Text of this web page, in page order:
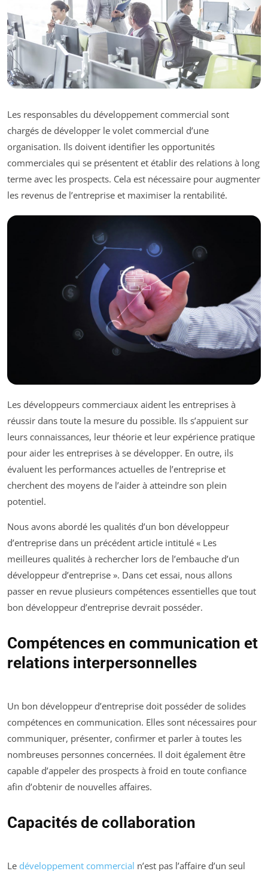
Les responsables du développement commercial sont
chargés de développer le volet commercial d’une
organisation. Ils doivent identifier les opportunités
commerciales qui se présentent et établir des relations à long
terme avec les prospects. Cela est nécessaire pour augmenter
les revenus de l’entreprise et maximiser la rentabilité.
Les développeurs commerciaux aident les entreprises à
réussir dans toute la mesure du possible. Ils s’appuient sur
leurs connaissances, leur théorie et leur expérience pratique
pour aider les entreprises à se développer. En outre, ils
évaluent les performances actuelles de l’entreprise et
cherchent des moyens de l’aider à atteindre son plein
potentiel.
Nous avons abordé les qualités d’un bon développeur
d’entreprise dans un précédent article intitulé « Les
meilleures qualités à rechercher lors de l’embauche d’un
développeur d’entreprise ». Dans cet essai, nous allons
passer en revue plusieurs compétences essentielles que tout
bon développeur d’entreprise devrait posséder.
Compétences en communication et
relations interpersonnelles
Un bon développeur d’entreprise doit posséder de solides
compétences en communication. Elles sont nécessaires pour
communiquer, présenter, confirmer et parler à toutes les
nombreuses personnes concernées. Il doit également être
capable d’appeler des prospects à froid en toute confiance
afin d’obtenir de nouvelles affaires.
Capacités de collaboration
Le développement commercial n’est pas l’affaire d’un seul